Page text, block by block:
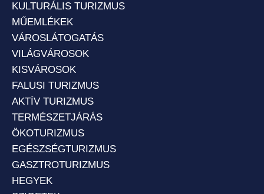
KULTURÁLIS TURIZMUS
MŰEMLÉKEK
VÁROSLÁTOGATÁS
VILÁGVÁROSOK
KISVÁROSOK
FALUSI TURIZMUS
AKTÍV TURIZMUS
TERMÉSZETJÁRÁS
ÖKOTURIZMUS
EGÉSZSÉGTURIZMUS
GASZTROTURIZMUS
HEGYEK